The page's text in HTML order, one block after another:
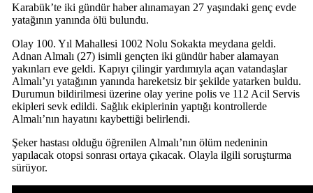
Karabük’te iki gündür haber alınamayan 27 yaşındaki genç evde
yatağının yanında ölü bulundu.
Olay 100. Yıl Mahallesi 1002 Nolu Sokakta meydana geldi.
Adnan Almalı (27) isimli gençten iki gündür haber alamayan
yakınları eve geldi. Kapıyı çilingir yardımıyla açan vatandaşlar
Almalı’yı yatağının yanında hareketsiz bir şekilde yatarken buldu.
Durumun bildirilmesi üzerine olay yerine polis ve 112 Acil Servis
ekipleri sevk edildi. Sağlık ekiplerinin yaptığı kontrollerde
Almalı’nın hayatını kaybettiği belirlendi.
Şeker hastası olduğu öğrenilen Almalı’nın ölüm nedeninin
yapılacak otopsi sonrası ortaya çıkacak. Olayla ilgili soruşturma
sürüyor.